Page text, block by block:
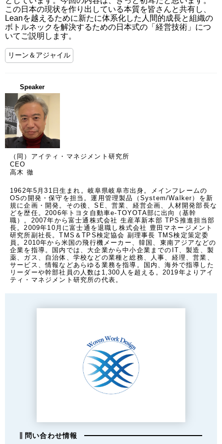
この日本の現状を作り出している本質を皆さんと共有し、
Leanを越えるために新たに体系化した人間的成長と組織の
ボトルネックを解決するための日本式の「経営技術」につ
いてご説明します。
リーン＆アジャイル
Speaker
（同）アイティ・マネジメント研究所
CEO
高木 徹
1962年5月31日生まれ。岐阜県岐阜市出身。メインフレームの
OSの開発・保守を担当。運用管理製品（System/Walker）を新
規に企画・開発。その後、SE、営業、経営企画、人材開発部長な
どを歴任。2006年トヨタ自動車e-TOYOTA部に出向（基幹
職）。2007年から富士通株式会社 生産革新本部 TPS推進担当部
長。2009年10月に富士通を退職し株式会社 豊田マネージメント
研究所副社長。TMS＆TPS検定協会 副理事長 TMS検定策定委
員。2010年から米国の飛行機メーカー、韓国、東南アジアなどの
企業を指導。国内では、大企業から中小企業までのIT、製造、製
薬、ガス、自治体、学校などの業種と総務、人事、経理、営業、
サービス、情報などあらゆる業務を指導。国内、海外で指導した
リーダーや幹部社員の人数は1,300人を超える。2019年よりアイ
ティ・マネジメント研究所の代表。
問い合わせ情報